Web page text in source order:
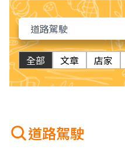
全部 文章 店家
道路駕駛